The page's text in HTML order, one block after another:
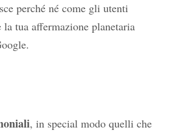
perché né come gli utenti
tua affermazione planetaria
, in special modo quelli che